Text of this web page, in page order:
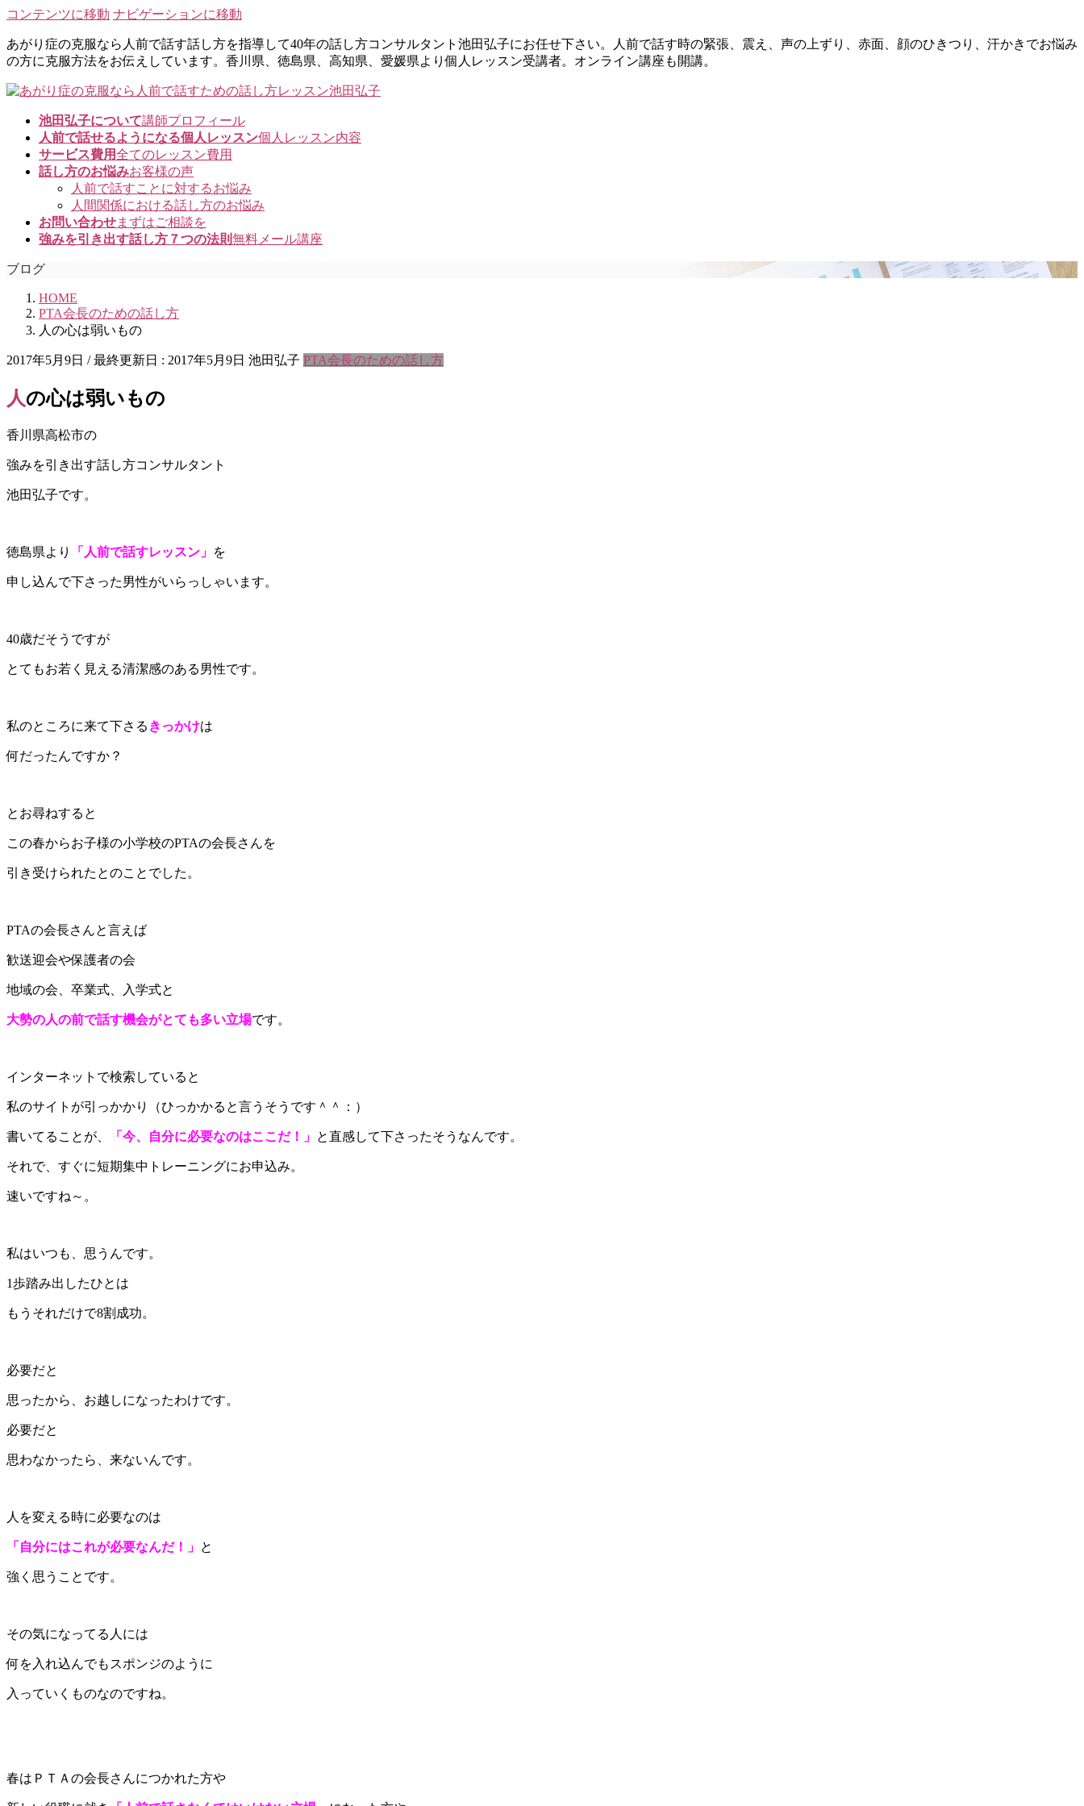
コンテンツに移動 ナビゲーションに移動
あがり症の克服なら人前で話す話し方を指導して40年の話し方コンサルタント池田弘子にお任せ下さい。人前で話す時の緊張、震え、声の上ずり、赤面、顔のひきつり、汗かきでお悩み
の方に克服方法をお伝えしています。香川県、徳島県、高知県、愛媛県より個人レッスン受講者。オンライン講座も開講。
池田弘子について講師プロフィール
人前で話せるようになる個人レッスン個人レッスン内容
サービス費用全てのレッスン費用
話し方のお悩みお客様の声
人前で話すことに対するお悩み
人間関係における話し方のお悩み
お問い合わせまずはご相談を
強みを引き出す話し方７つの法則無料メール講座
ブログ
HOME
PTA会長のための話し方
人の心は弱いもの
2017年5月9日 / 最終更新日 : 2017年5月9日 池田弘子 PTA会長のための話し方
人の心は弱いもの
香川県高松市の
強みを引き出す話し方コンサルタント
池田弘子です。
徳島県より 「人前で話すレッスン」 を
申し込んで下さった男性がいらっしゃいます。
40歳だそうですが
とてもお若く見える清潔感のある男性です。
私のところに来て下さる きっかけは
何だったんですか？
とお尋ねすると
この春からお子様の小学校のPTAの会長さんを
引き受けられたとのことでした。
PTAの会長さんと言えば
歓送迎会や保護者の会
地域の会、卒業式、入学式と
大勢の人の前で話す機会がとても多い立場です。
インターネットで検索していると
私のサイトが引っかかり（ひっかかると言うそうです＾＾：）
書いてることが、 「今、自分に必要なのはここだ！」 と直感して下さったそうなんです。
それで、すぐに短期集中トレーニングにお申込み。
速いですね～。
私はいつも、思うんです。
1歩踏み出したひとは
もうそれだけで8割成功。
必要だと
思ったから、お越しになったわけです。
必要だと
思わなかったら、来ないんです。
人を変える時に必要なのは
「自分にはこれが必要なんだ！」 と
強く思うことです。
その気になってる人には
何を入れ込んでもスポンジのように
入っていくものなのですね。
春はＰＴＡの会長さんにつかれた方や